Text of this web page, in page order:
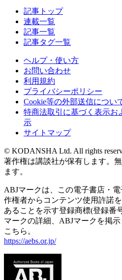
記事トップ
連載一覧
記事一覧
記事タグ一覧
ヘルプ・使い方
お問い合わせ
利用規約
プライバシーポリシー
Cookie等の外部送信につい
特商法取引に基づく表示お
示
サイトマップ
© KODANSHA Ltd. All rights
著作権は講談社が保有します。
ます。
ABJマークは、この電子書店・
作権者からコンテンツ使用許諾
あることを示す登録商標(登録番
マークの詳細、ABJマークを掲
こちら。
https://aebs.or.jp/